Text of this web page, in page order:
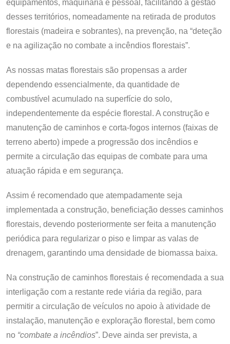
equipamentos, maquinaria e pessoal, facilitando a gestão
desses territórios, nomeadamente na retirada de produtos
florestais (madeira e sobrantes), na prevenção, na “deteção
e na agilização no combate a incêndios florestais”.
As nossas matas florestais são propensas a arder
dependendo essencialmente, da quantidade de
combustível acumulado na superfície do solo,
independentemente da espécie florestal. A construção e
manutenção de caminhos e corta-fogos internos (faixas de
terreno aberto) impede a progressão dos incêndios e
permite a circulação das equipas de combate para uma
atuação rápida e em segurança.
Assim é recomendado que atempadamente seja
implementada a construção, beneficiação desses caminhos
florestais, devendo posteriormente ser feita a manutenção
periódica para regularizar o piso e limpar as valas de
drenagem, garantindo uma densidade de biomassa baixa.
Na construção de caminhos florestais é recomendada a sua
interligação com a restante rede viária da região, para
permitir a circulação de veículos no apoio à atividade de
instalação, manutenção e exploração florestal, bem como
no “combate a incêndios”. Deve ainda ser prevista, a